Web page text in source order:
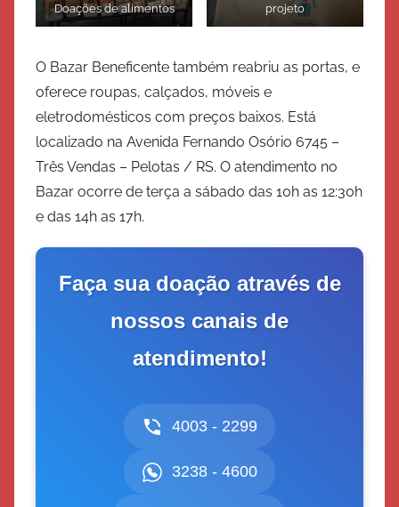
Doações de alimentos
projeto
O Bazar Beneficente também reabriu as portas, e
oferece roupas, calçados, móveis e
eletrodomésticos com preços baixos. Está
localizado na Avenida Fernando Osório 6745 –
Três Vendas – Pelotas / RS. O atendimento no
Bazar ocorre de terça a sábado das 10h as 12:30h
e das 14h as 17h.
Faça sua doação através de
nossos canais de
atendimento!
4003 - 2299
3238 - 4600